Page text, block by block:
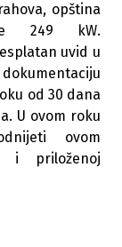
opština
249 kW.
uvid u
od 30 dana
U ovom roku
ovom
i priloženoj